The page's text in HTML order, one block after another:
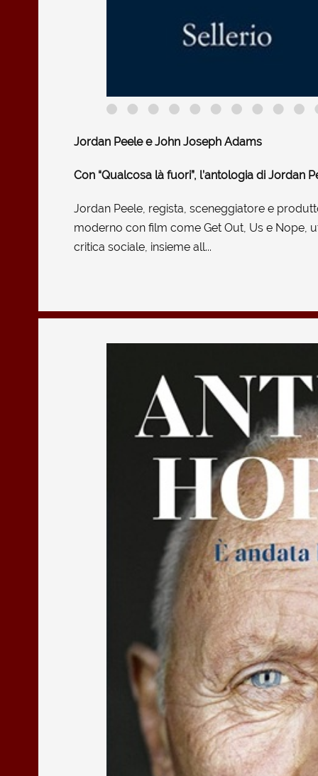
Jordan Peele e John Joseph Adams
Con “Qualcosa là fuori”, l’antologia di Jordan
Jordan Peele, regista, sceneggiatore e
moderno con film come Get Out, Us e Nope,
critica sociale, insieme all...